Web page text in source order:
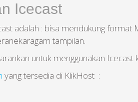
Icecast
adalah : bisa mendukung format
tampilan.
untuk menggunakan
yang tersedia di KlikHost :